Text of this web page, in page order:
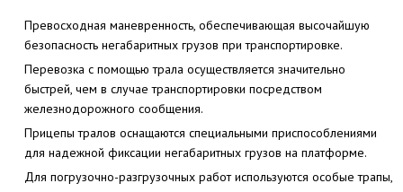
Превосходная маневренность, обеспечивающая высочайшую
безопасность негабаритных грузов при транспортировке.
Перевозка с помощью трала осуществляется значительно
быстрей, чем в случае транспортировки посредством
железнодорожного сообщения.
Прицепы тралов оснащаются специальными приспособлениями
для надежной фиксации негабаритных грузов на платформе.
Для погрузочно-разгрузочных работ используются особые трапы,